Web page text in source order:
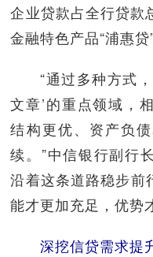
企业贷款占全行贷款
金融特色产品“浦惠
“通过多种方式，
文章’的重点领域，
结构更优、资产负
续。”中信银行副行
沿着这条道路稳步前
能才更加充足，优势
深挖信贷需求提